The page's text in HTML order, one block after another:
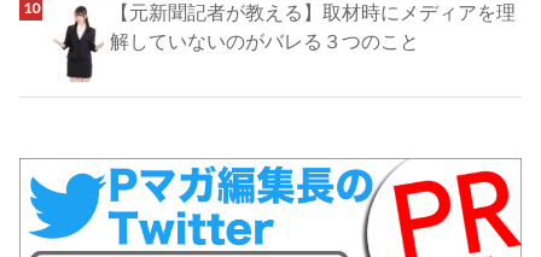
【元新聞記者が教える】取材時にメディアを理
解していないのがバレる３つのこと